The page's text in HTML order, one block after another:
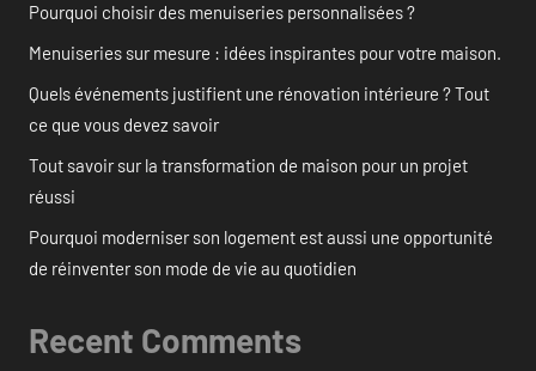
Pourquoi choisir des menuiseries personnalisées ?
Menuiseries sur mesure : idées inspirantes pour votre maison.
Quels événements justifient une rénovation intérieure ? Tout
ce que vous devez savoir
Tout savoir sur la transformation de maison pour un projet
réussi
Pourquoi moderniser son logement est aussi une opportunité
de réinventer son mode de vie au quotidien
Recent Comments